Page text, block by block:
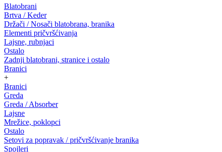
Blatobrani
Brtva / Keder
Držači / Nosači blatobrana, branika
Elementi pričvršćivanja
Lajsne, rubnjaci
Ostalo
Zadnji blatobrani, stranice i ostalo
Branici
+
Branici
Greda
Greda / Absorber
Lajsne
Mrežice, poklopci
Ostalo
Setovi za popravak / pričvršćivanje branika
Spojleri